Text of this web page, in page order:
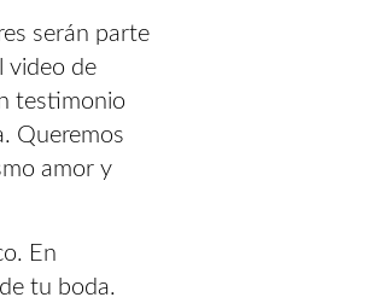
serán parte
video de
testimonio
Queremos
amor y
En
tu boda.